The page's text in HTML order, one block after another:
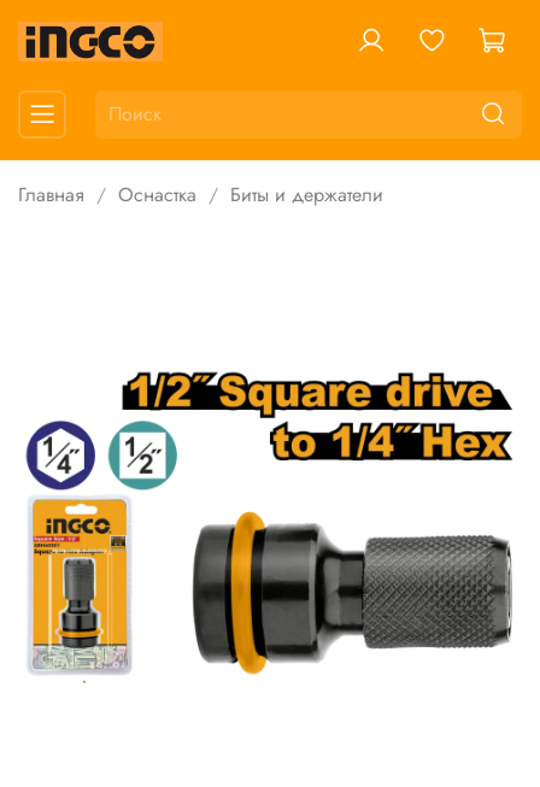
Главная Оснастка Биты и держатели